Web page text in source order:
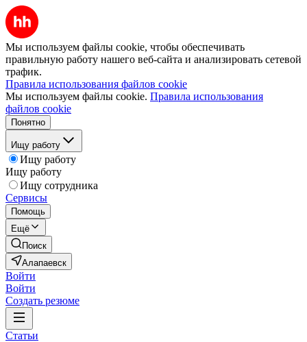
Мы используем файлы cookie, чтобы обеспечивать
правильную работу нашего веб-сайта и анализировать сетевой
трафик.
Правила использования файлов cookie
Мы используем файлы cookie. Правила использования
файлов cookie
Понятно
Ищу работу
Ищу работу
Ищу работу
Ищу сотрудника
Сервисы
Помощь
Ещё
Поиск
Алапаевск
Войти
Войти
Создать резюме
Статьи